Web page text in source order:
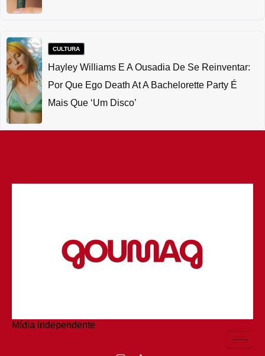
CULTURA
Hayley Williams E A Ousadia De Se Reinventar:
Por Que Ego Death At A Bachelorette Party É
Mais Que ‘um Disco’
Mídia Independente